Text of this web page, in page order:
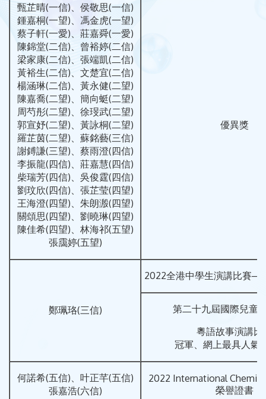
甄芷晴(一信)、侯敬思(一信)
鍾嘉桐(一望)、馮金虎(一望)
蔡子軒(一愛)、莊嘉舜(一愛)
陳錦堂(二信)、曾裕婷(二信)
梁家康(二信)、張端凱(二信)
黃裕生(二信)、文楚宜(二信)
楊涵琳(二信)、黃永健(二望)
陳嘉喬(二望)、簡向蜓(二望)
周芍彤(二望)、徐琝武(二望)
郭宣妤(二望)、黃詠桐(二望)
羅芷茵(二望)、蘇銘藝(三信)
謝鎛謙(三望)、蔡雨澄(四信)
李振龍(四信)、莊嘉慧(四信)
柴瑞芳(四信)、吳俊霆(四信)
劉玟欣(四信)、張芷莹(四望)
王海澄(四望)、朱朗溵(四望)
關頌思(四望)、劉曉琳(四望)
陳佳希(四望)、林海祁(五望)
張靄婷(五望)
優異獎
鄭珮珞(三信)
2022全港中學生演講比賽─
第二十九屆國際兒童
粵語故事演講比
冠軍、網上最具人氣
何諾希(五信)、叶正芊(五信)
張嘉浩(六信)
2022 International
榮譽證書